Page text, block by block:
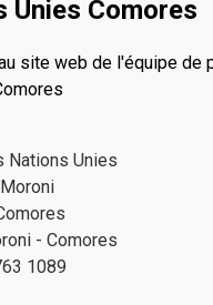
Unies Comores
site web de l'équipe de
Nations Unies
- Comores
1089